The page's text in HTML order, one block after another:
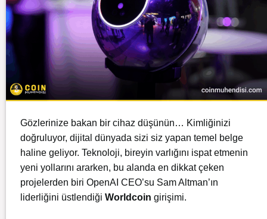
Gözlerinize bakan bir cihaz düşünün… Kimliğinizi
doğruluyor, dijital dünyada sizi siz yapan temel belge
haline geliyor. Teknoloji, bireyin varlığını ispat etmenin
yeni yollarını ararken, bu alanda en dikkat çeken
projelerden biri OpenAI CEO’su Sam Altman’ın
liderliğini üstlendiği Worldcoin girişimi.